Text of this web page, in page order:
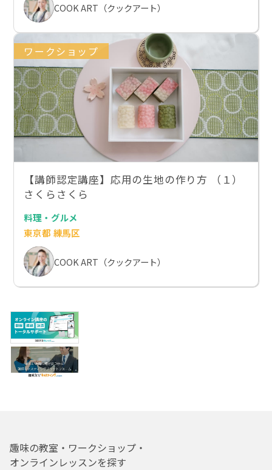
COOK ART（クックアート）
ワークショップ
【講師認定講座】応用の生地の作り方 （１）
さくらさくら
料理・グルメ
東京都 練馬区
COOK ART（クックアート）
趣味の教室・ワークショップ・
オンラインレッスンを探す